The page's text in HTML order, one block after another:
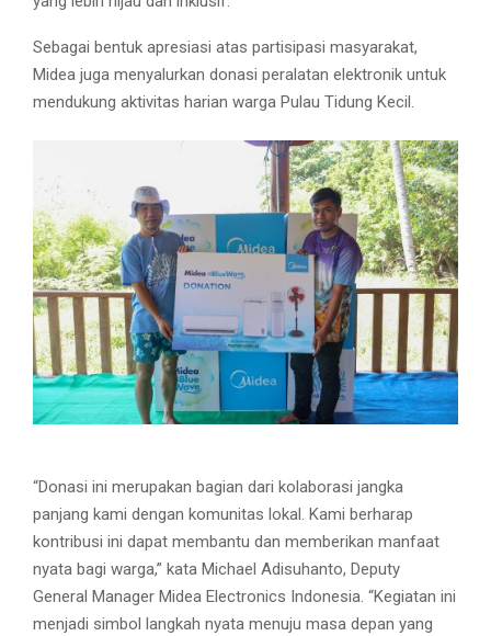
Sebagai bentuk apresiasi atas partisipasi masyarakat,
Midea juga menyalurkan donasi peralatan elektronik untuk
mendukung aktivitas harian warga Pulau Tidung Kecil.
“Donasi ini merupakan bagian dari kolaborasi jangka
panjang kami dengan komunitas lokal. Kami berharap
kontribusi ini dapat membantu dan memberikan manfaat
nyata bagi warga,” kata Michael Adisuhanto, Deputy
General Manager Midea Electronics Indonesia. “Kegiatan ini
menjadi simbol langkah nyata menuju masa depan yang